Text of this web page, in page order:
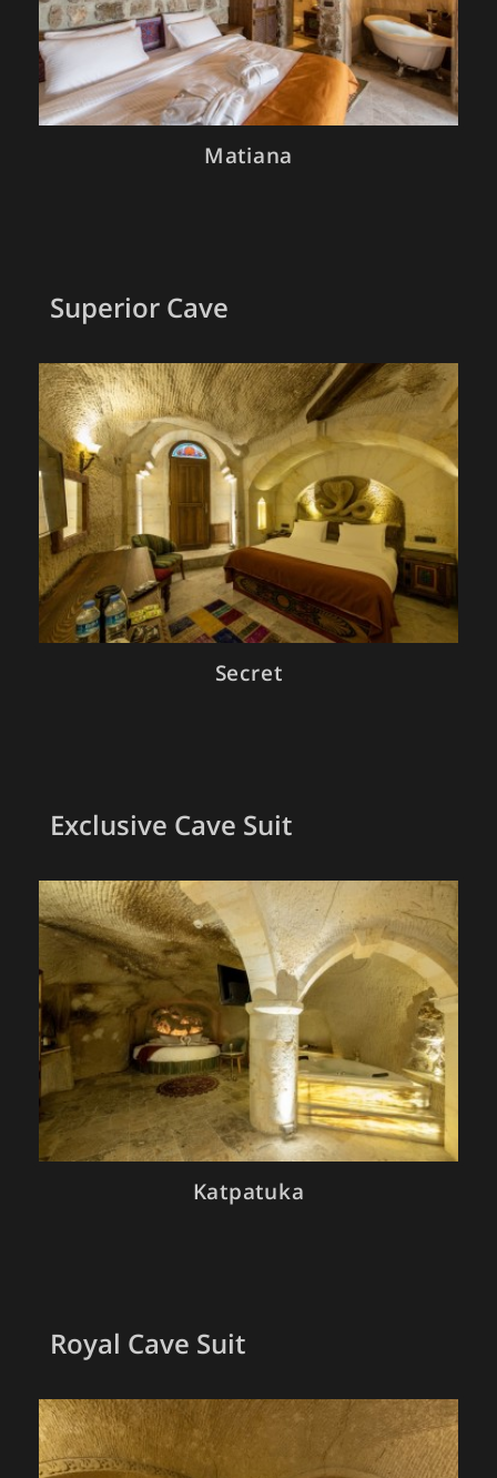
Matiana
Superior Cave
Secret
Exclusive Cave Suit
Katpatuka
Royal Cave Suit